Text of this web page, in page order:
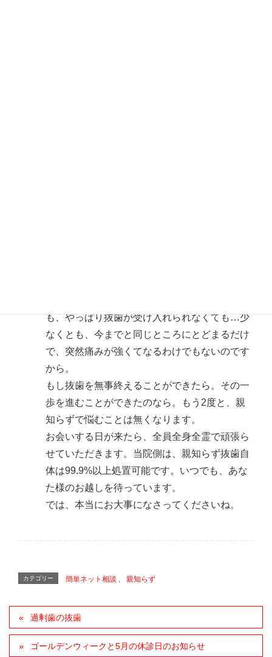
も、やっぱり抜歯が受け入れられなくても…少
なくとも、今までと同じところにとどまるだけ
で、突然痛みが強くてなるわけでもないのです
から。
もし抜歯を無事終えることができたら。その一
歩を進むことができたのなら。もう2度と、親
知らずで悩むことは無くなります。
お会いする日が来たら、全員全身全霊で頑張ら
せていただきます。当院側は、親知らず抜歯自
体は99.9%以上処置可能です。いつでも、あな
た様のお越しを待っています。
では、本当にお大事になさってくださいね。
カテゴリー 簡単ネット相談 、 親知らず
過剰歯の抜歯
ゴールデンウィークと5月の休診日のお知らせ